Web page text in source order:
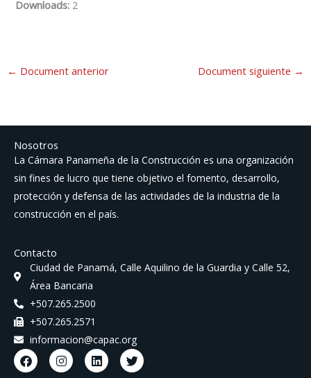
Downloads: 2
← Document anterior Document siguiente →
Nosotros
La Cámara Panameña de la Construcción es una organización
sin fines de lucro que tiene objetivo el fomento, desarrollo,
protección y defensa de las actividades de la industria de la
construcción en el país.
Contacto
Ciudad de Panamá, Calle Aquilino de la Guardia y Calle 52,
Área Bancaria
+507.265.2500
+507.265.2571
informacion@capac.org
F
a
I
n
L
i
T
w